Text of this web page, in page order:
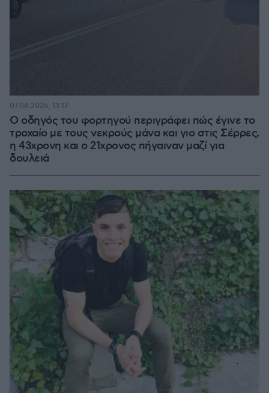
Ο οδηγός του φορτηγού περιγράφει πώς έγινε το
τροχαίο με τους νεκρούς μάνα και γιο στις Σέρρες,
η 43χρονη και ο 21χρονος πήγαιναν μαζί για
δουλειά
07.08.2026, 13:17